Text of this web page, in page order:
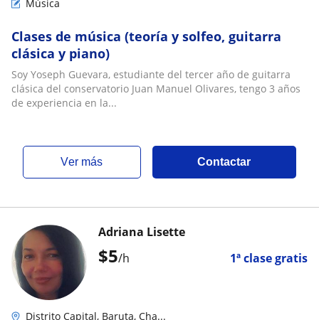
Música
Clases de música (teoría y solfeo, guitarra
clásica y piano)
Soy Yoseph Guevara, estudiante del tercer año de guitarra
clásica del conservatorio Juan Manuel Olivares, tengo 3 años
de experiencia en la...
ver más Contactar
$5/h 1ª clase gratis
Adriana Lisette
Distrito Capital, Baruta, Cha...